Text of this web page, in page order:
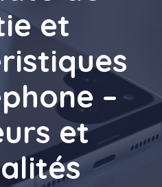
et
–
et